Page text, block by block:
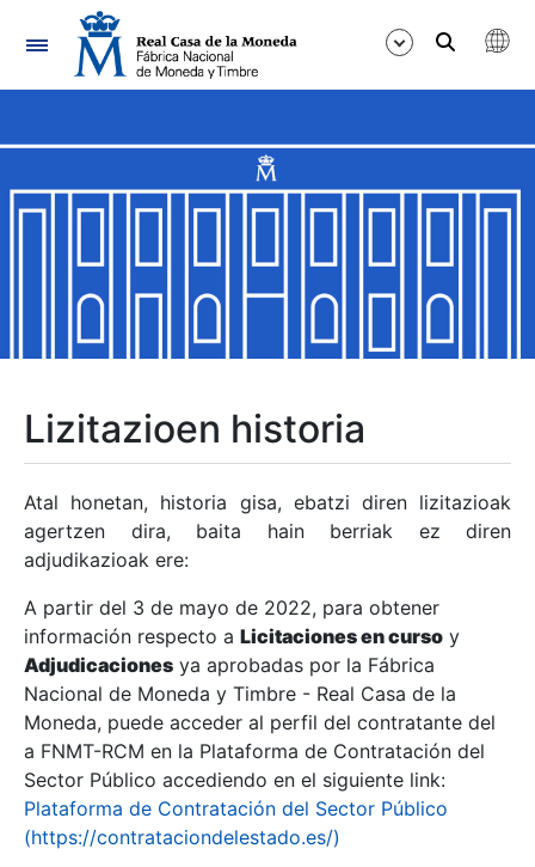
Nabigazioa
Erakutsi/Ezkutatu
Erakutsi/Ezkutatu
Erakutsi/Ezkutatu
Erakutsi/Ezkutatu
Erakutsi/Ezkutatu
Erakutsi/Ezkutatu
Erakutsi/Ezkutatu
Lizitazioen historia
Atal honetan, historia gisa, ebatzi diren lizitazioak
agertzen dira, baita hain berriak ez diren
adjudikazioak ere:
A partir del 3 de mayo de 2022, para obtener
información respecto a Licitaciones en curso y
Adjudicaciones ya aprobadas por la Fábrica
Nacional de Moneda y Timbre - Real Casa de la
Moneda, puede acceder al perfil del contratante del
a FNMT-RCM en la Plataforma de Contratación del
Sector Público accediendo en el siguiente link:
Plataforma de Contratación del Sector Público
(https://contrataciondelestado.es/)